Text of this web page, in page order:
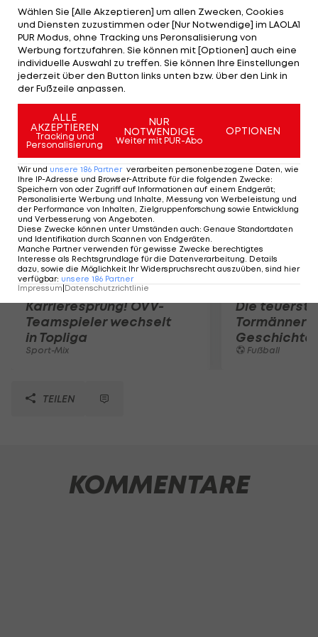
Meter-Hammer von Di Maria (73.) sorgen für klare
Verhältnisse in Frankfurt, Höwedes (81.) gelingt der
verdiente Anschlusstreffer. Belgien besiegt die
Niederlande mit 4:2. Mit demselben Ergebnis
gewinnt die Schweiz in Kroatien. Dänemark-
Slowakei endet 1:3.
Mehr zum Thema
Karrieresprung! ÖVV-
Teamspieler wechselt
in Topliga
Sport-Mix
Die
Tormänner
Geschichte
Fußball
TEILEN
KOMMENTARE
Wählen Sie [Alle Akzeptieren] um allen Zwecken, Cookies
und Diensten zuzustimmen oder [Nur Notwendige] im LAOLA1
PUR Modus, ohne Tracking uns Peronsalisierung von
Werbung fortzufahren. Sie können mit [Optionen] auch eine
individuelle Auswahl zu treffen. Sie können Ihre Einstellungen
jederzeit über den Button links unten bzw. über den Link in
der Fußzeile anpassen.
ALLE
AKZEPTIEREN
Tracking und
Personalisierung
NUR
NOTWENDIGE
Weiter mit PUR-Abo
OPTIONEN
Wir und unsere 186 Partner verarbeiten personenbezogene Daten, wie
Ihre IP-Adresse und Browser-Attribute für die folgenden Zwecke:
Speichern von oder Zugriff auf Informationen auf einem Endgerät;
Personalisierte Werbung und Inhalte, Messung von Werbeleistung und
der Performance von Inhalten, Zielgruppenforschung sowie Entwicklung
und Verbesserung von Angeboten.
Diese Zwecke können unter Umständen auch: Genaue Standortdaten
und Identifikation durch Scannen von Endgeräten.
Manche Partner verwenden für gewisse Zwecke berechtigtes
Interesse als Rechtsgrundlage für die Datenverarbeitung. Details
dazu, sowie die Möglichkeit Ihr Widerspruchsrecht auszuüben, sind hier
verfügbar: unsere 186 Partner
Impressum Datenschutzrichtlinie